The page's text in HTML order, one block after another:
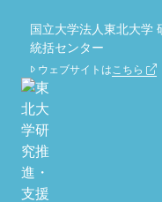
国立大学法人東北大学
統括センター
ウェブサイトはこちら